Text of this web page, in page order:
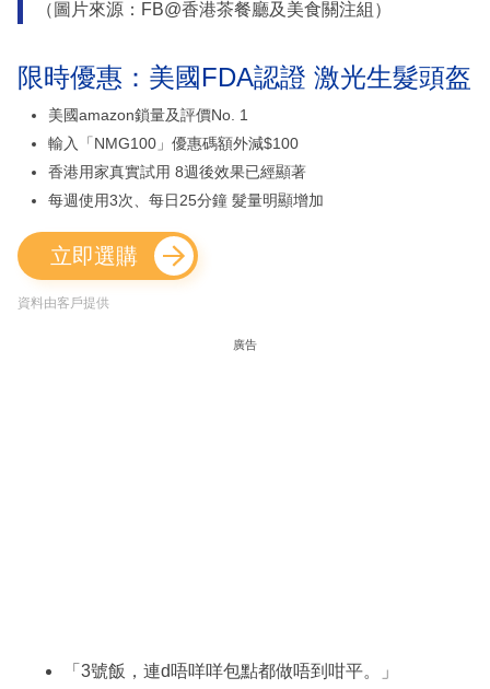
（圖片來源：FB@香港茶餐廳及美食關注組）
限時優惠：美國FDA認證 激光生髮頭盔
美國amazon鎖量及評價No. 1
輸入「NMG100」優惠碼額外減$100
香港用家真實試用 8週後效果已經顯著
每週使用3次、每日25分鐘 髮量明顯增加
立即選購
資料由客戶提供
廣告
「3號飯，連d唔咩咩包點都做唔到咁平。」